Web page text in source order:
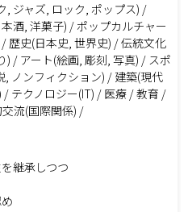
, ジャズ, ロック, ポップス) /
酒, 洋菓子) / ポップカルチャー
歴史(日本史, 世界史) / 伝統文化
) / アート(絵画, 彫刻, 写真) / スポ
, ノンフィクション) / 建築(現代
/ テクノロジー(IT) / 医療 / 教育 /
流(国際関係) /
継承しつつ